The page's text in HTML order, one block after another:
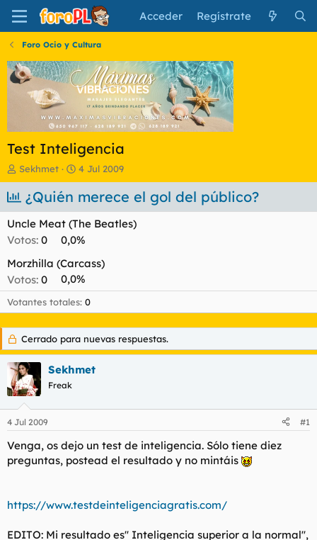
Acceder Regístrate
Foro Ocio y Cultura
Test Inteligencia
I
n
i
c
d
r
d
l
e
Sekhmet
F
e
c
a
e
n
i
i
4 Jul 2009
¿Quién merece el gol del público?
Uncle Meat (The Beatles)
Votos: 0
0,0%
Morzhilla (Carcass)
Votos: 0 0,0%
Votantes totales 0
Cerrado para nuevas respuestas.
Sekhmet
Freak
4 Jul 2009 #1
Venga, os dejo un test de inteligencia. Sólo tiene diez
preguntas, postead el resultado y no mintáis
https://www.testdeinteligenciagratis.com/
EDITO: Mi resultado es'' Inteligencia superior a la normal'',